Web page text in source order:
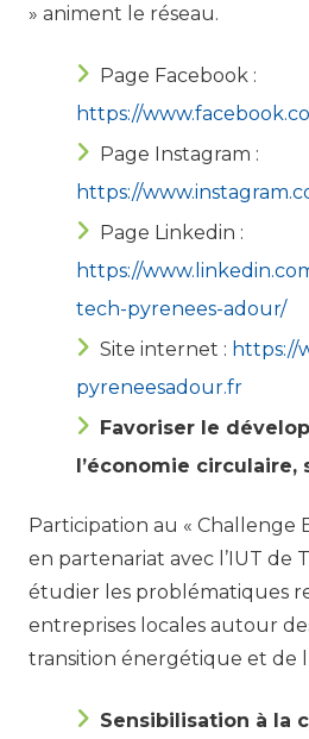
» animent le réseau.
Page Facebook :
https://
Page Instagram :
https://
Page Linkedin :
https://
tech-pyrenees-adour/
Site internet : https://
pyreneesadour.fr
Favoriser le
l’économie circulaire,
Participation au « Challenge
en partenariat avec l’IUT de
étudier les problématiques
entreprises locales autour
transition énergétique et de
Sensibilisation à la